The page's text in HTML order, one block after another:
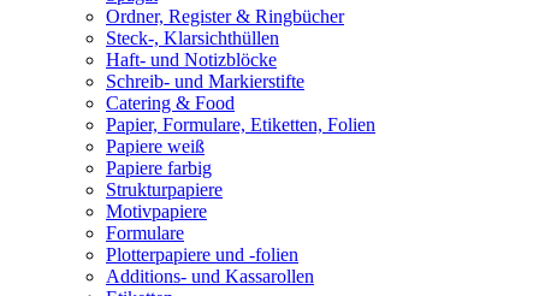
Ordner, Register & Ringbücher
Steck-, Klarsichthüllen
Haft- und Notizblöcke
Schreib- und Markierstifte
Catering & Food
Papier, Formulare, Etiketten, Folien
Papiere weiß
Papiere farbig
Strukturpapiere
Motivpapiere
Formulare
Plotterpapiere und -folien
Additions- und Kassarollen